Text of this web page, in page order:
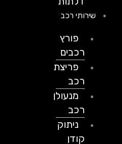
שירותי רכב
פורץ
רכבים
פריצת
מנעולן
ניתוק